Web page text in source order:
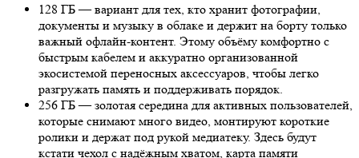
128 ГБ — вариант для тех, кто хранит фотографии,
документы и музыку в облаке и держит на борту только
важный офлайн-контент. Этому объёму комфортно с
быстрым кабелем и аккуратно организованной
экосистемой переносных аксессуаров, чтобы легко
разгружать память и поддерживать порядок.
256 ГБ — золотая середина для активных пользователей,
которые снимают много видео, монтируют короткие
ролики и держат под рукой медиатеку. Здесь будут
кстати чехол с надёжным хватом, карта памяти